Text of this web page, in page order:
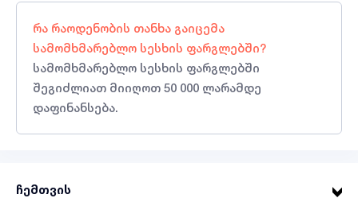
რა რაოდენობის თანხა გაიცემა
სამომხმარებლო სესხის ფარგლებში?
სამომხმარებლო სესხის ფარგლებში
შეგიძლიათ მიიღოთ 50 000 ლარამდე
დაფინანსება.
ჩემთვის